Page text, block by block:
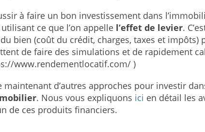
à faire un bon investissement dans
ce que l’on appelle l’effet de levier.
bien (coût du crédit, charges, taxes et impôts)
de faire des simulations et de rapidement
www.rendementlocatif.com/ )
maintenant d’autres approches pour investir
. Nous vous expliquons ici en détail les
de ces produits financiers.